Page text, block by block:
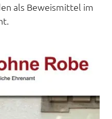
als Beweismittel im